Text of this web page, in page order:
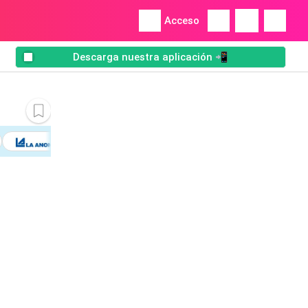
Acceso
Descarga nuestra aplicación 📲